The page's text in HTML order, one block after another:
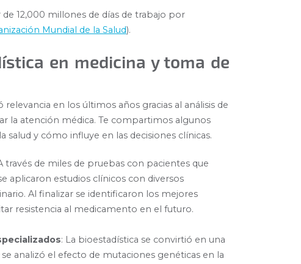
12,000 millones de días de trabajo por
Mundial de la Salud).
en medicina y toma de
en los últimos años gracias al análisis de
la atención médica. Te compartimos algunos
salud y cómo influye en las decisiones clínicas.
través de miles de pruebas con pacientes que
aplicaron estudios clínicos con diversos
Al finalizar se identificaron los mejores
resistencia al medicamento en el futuro.
: La bioestadística se convirtió en una
analizó el efecto de mutaciones genéticas en la